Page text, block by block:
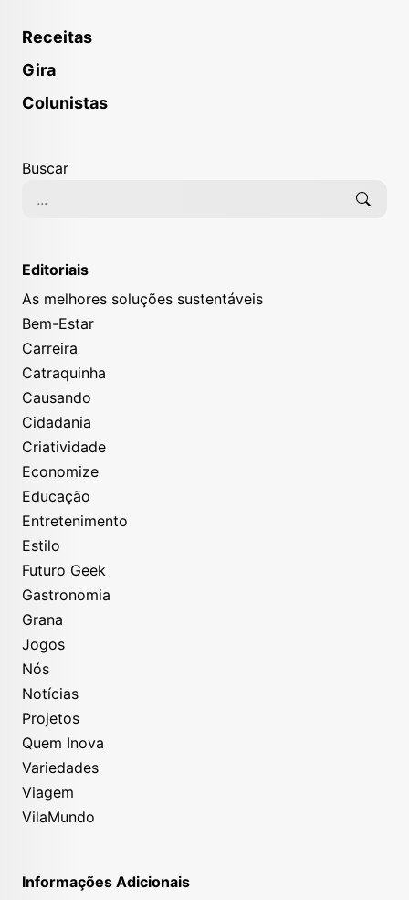
Receitas
Gira
Colunistas
Buscar
Editoriais
As melhores soluções sustentáveis
Bem-Estar
Carreira
Catraquinha
Causando
Cidadania
Criatividade
Economize
Educação
Entretenimento
Estilo
Futuro Geek
Gastronomia
Grana
Jogos
Nós
Notícias
Projetos
Quem Inova
Variedades
Viagem
VilaMundo
Informações Adicionais